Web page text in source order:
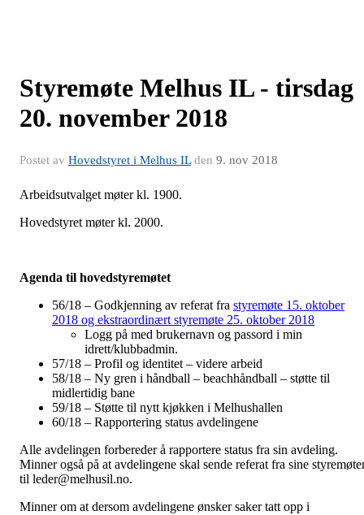
Styremøte Melhus IL - tirsdag
20. november 2018
Postet av Hovedstyret i Melhus ILden 9. nov 2018
Arbeidsutvalget møter kl. 1900.
Hovedstyret møter kl. 2000.
Agenda til hovedstyremøtet
56/18 – Godkjenning av referat fra styremøte 15. oktober
2018 og ekstraordinært styremøte 25. oktober 2018
Logg på med brukernavn og passord i min
idrett/klubbadmin.
57/18 – Profil og identitet – videre arbeid
58/18 – Ny gren i håndball – beachhåndball – støtte til
midlertidig bane
59/18 – Støtte til nytt kjøkken i Melhushallen
60/18 – Rapportering status avdelingene
Alle avdelingen forbereder å rapportere status fra sin avdeling.
Minner også på at avdelingene skal sende referat fra sine
til leder@melhusil.no.
Minner om at dersom avdelingene ønsker saker tatt opp i